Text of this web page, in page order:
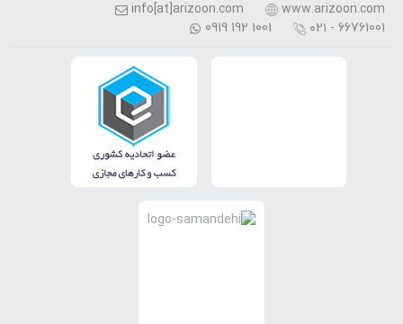
www.arizoon.com
info[at]arizoon.com
۰۲۱ - 66761001
0919 192 1001